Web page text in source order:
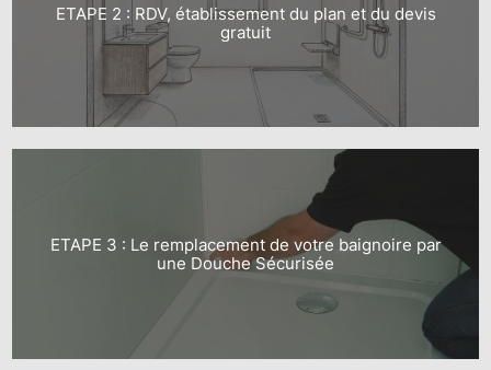
ETAPE 2 : RDV, établissement du plan et du devis
gratuit
ETAPE 3 : Le remplacement de votre baignoire par
une Douche Sécurisée